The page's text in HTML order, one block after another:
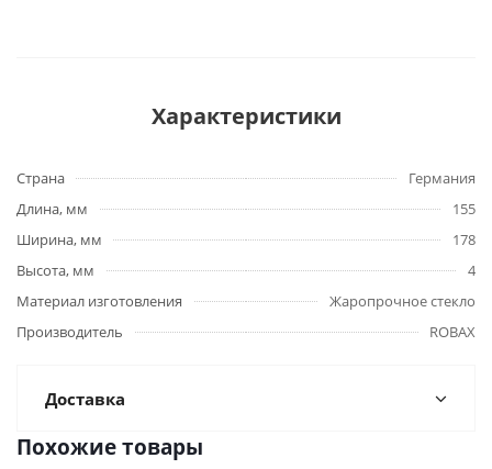
Характеристики
Страна
Германия
Длина, мм
155
Ширина, мм
178
Высота, мм
4
Материал изготовления
Жаропрочное стекло
Производитель
ROBAX
Доставка
Похожие товары